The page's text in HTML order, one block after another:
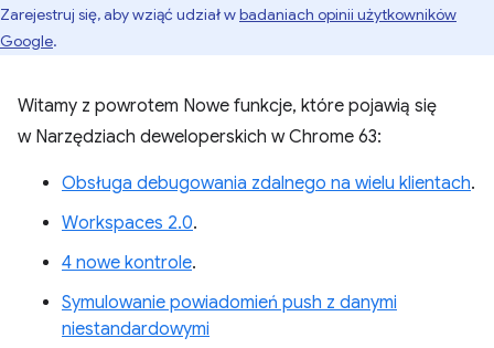
Zarejestruj się, aby wziąć udział wbadaniach opinii użytkowników
Google.
Witamy z powrotem Nowe funkcje, które pojawią się
w Narzędziach deweloperskich w Chrome 63:
Obsługa debugowania zdalnego na wielu klientach.
Workspaces 2.0.
4 nowe kontrole.
Symulowanie powiadomień push z danymi
niestandardowymi